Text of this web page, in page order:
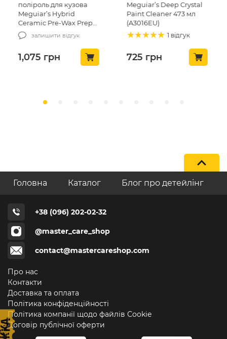
поліроль для кузова
Meguiar’s Hybrid
Ceramic Pre-Wax Prep
473 мл. (G220416)
залишити відгук
1,075 грн
Meguiar’s Deep Crystal
Paint Cleaner 473 мл
(A3016EU)
1 відгук
725 грн
Головна Каталог Блог про детейлінг
+38 (096) 202-02-32
@master_care_shop
contact@mastercareshop.com
Про нас
Контакти
Доставка та оплата
Політика конфіденційності
Політика компанії щодо файлів Cookie
Договір публічної оферти